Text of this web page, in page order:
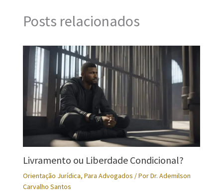
Posts relacionados
Livramento ou Liberdade Condicional?
Orientação Jurídica, Para Advogados / PorDr. Ademilson
Carvalho Santos